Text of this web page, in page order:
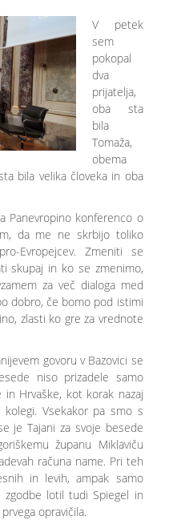
V petek
sem
pokopal
dva
prijatelja,
oba sta
bila
Tomaža,
obema
bila velika človeka in oba
Panevropino konferenco o
da me ne skrbijo toliko
Evropejcev. Zmeniti se
skupaj in ko se zmenimo,
za več dialoga med
dobro, če bomo pod istimi
zlasti ko gre za vrednote
govoru v Bazovici se
niso prizadele samo
in Hrvaške, kot korak nazaj
Vsekakor pa smo s
je Tajani za svoje besede
županu Miklaviču
računa name. Pri teh
in levih, ampak samo
lotil tudi Spiegel in
opravičila.